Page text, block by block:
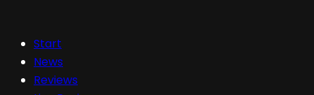
Start
News
Reviews